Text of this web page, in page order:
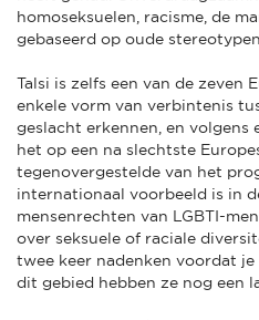
homoseksuelen, racisme, de
gebaseerd op oude
Talsi is zelfs een van de zeven
enkele vorm van verbintenis
geslacht erkennen, en volgens
het op een na slechtste
tegenovergestelde van het
internationaal voorbeeld is in
mensenrechten van LGBTI-
over seksuele of raciale
twee keer nadenken voordat
dit gebied hebben ze nog een